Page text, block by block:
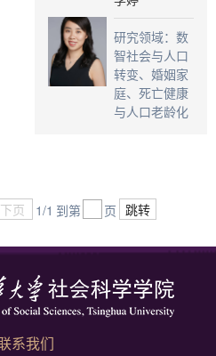
研究领域：数
智社会与人口
转变、婚姻家
庭、死亡健康
与人口老龄化
下页 1/1 到第 页 跳转
系我们